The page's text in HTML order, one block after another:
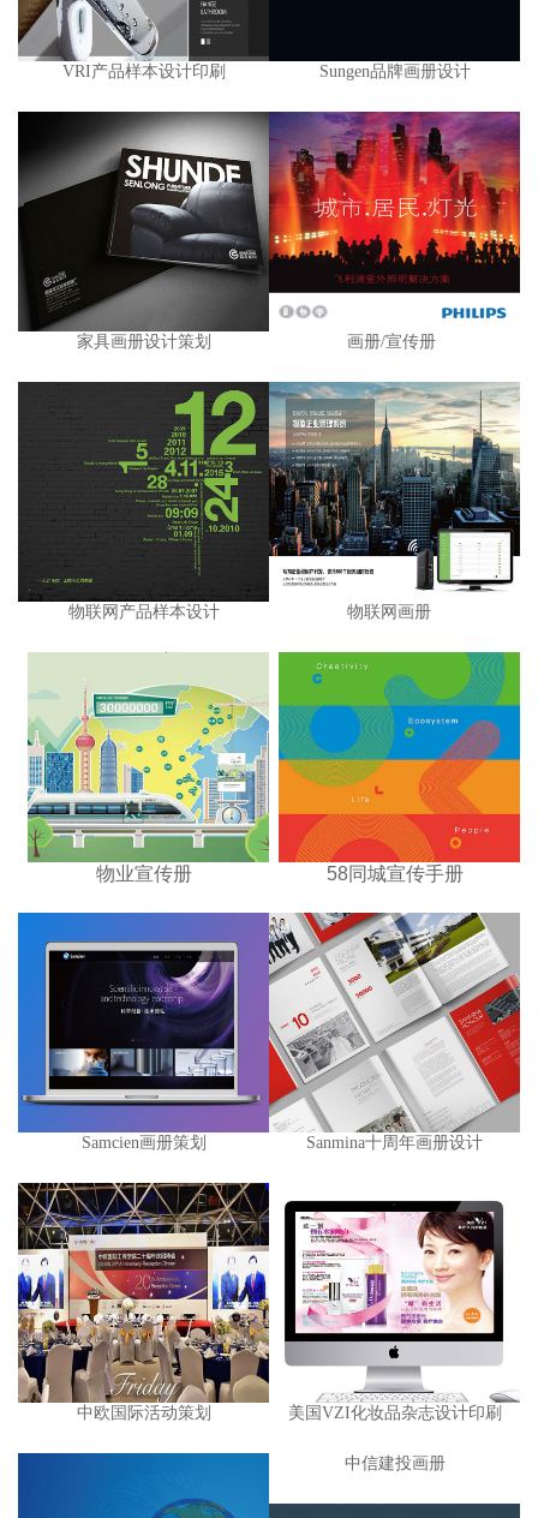
VRI产品样本设计印刷
家具画册设计策划
物联网产品样本设计
物业宣传册
Sungen品牌画册设计
画册/宣传册
物联网画册
58同城宣传手册
Samcien画册策划
中欧国际活动策划
Sanmina十周年画册设计
美国VZI化妆品杂志设计印刷
中信建投画册